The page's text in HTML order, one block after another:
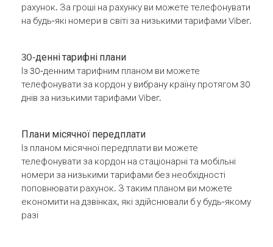
рахунок. За гроші на рахунку ви можете телефонувати
на будь-які номери в світі за низькими тарифами Viber.
30-денні тарифні плани
Із 30-денним тарифним планом ви можете
телефонувати за кордон у вибрану країну протягом 30
днів за низькими тарифами Viber.
Плани місячної передплати
Із планом місячної передплати ви можете
телефонувати за кордон на стаціонарні та мобільні
номери за низькими тарифами без необхідності
поповнювати рахунок. З таким планом ви можете
економити на дзвінках, які здійснювали б у будь-якому
разі